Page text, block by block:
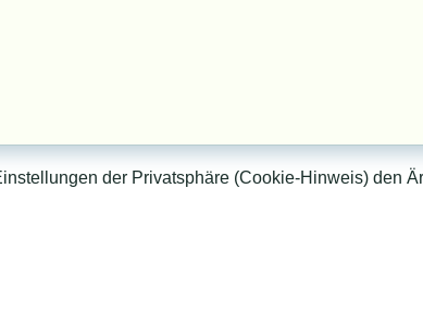
der Privatsphäre (Cookie-Hinweis) den